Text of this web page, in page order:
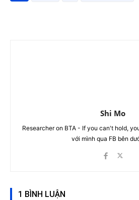
Shi Mo
Researcher on BTA - If you can't hold,
với mình qua FB bên
1 BÌNH LUẬN